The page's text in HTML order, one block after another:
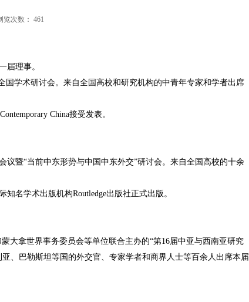
览次数： 461
届理事。
国学术研讨会。来自全国高校和研究机构的中青年专家和学者出席
China接受发表。
议暨“当前中东形势与中国中东外交”研讨会。来自全国高校的十余
知名学术出版机构Routledge出版社正式出版。
大拿世界事务委员会等单位联合主办的“第16届中亚与西南亚研究
、巴勒斯坦等国的外交官、专家学者和商界人士等百余人出席本届